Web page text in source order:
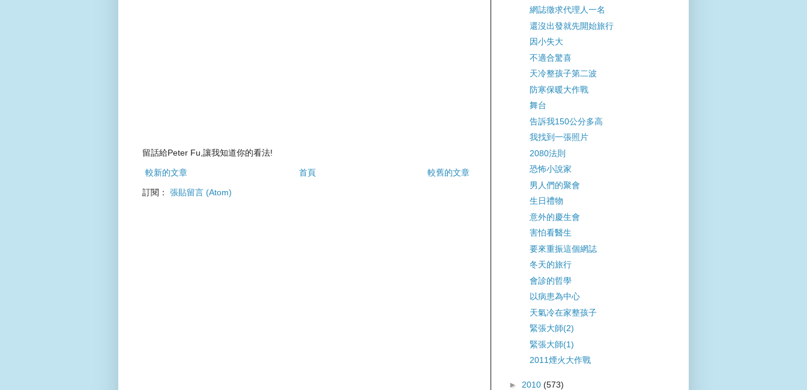
留話給Peter Fu,讓我知道你的看法!
較新的文章 較舊的文章
首頁
訂閱： 張貼留言 (Atom)
網誌徵求代理人一名
還沒出發就先開始旅行
因小失大
不適合驚喜
天冷整孩子第二波
防寒保暖大作戰
舞台
告訴我150公分多高
我找到一張照片
2080法則
恐怖小說家
男人們的聚會
生日禮物
意外的慶生會
害怕看醫生
要來重振這個網誌
冬天的旅行
會診的哲學
以病患為中心
天氣冷在家整孩子
緊張大師(2)
緊張大師(1)
2011煙火大作戰
► 2010 (573)